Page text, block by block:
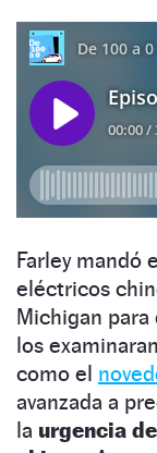
Farley mandó
eléctricos
Michigan
los
como el
avanzada a
la urgencia